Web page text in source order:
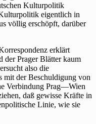
Kulturpolitik
eigentlich in
völlig erschöpft, darüber
erklärt
der Prager Blätter kaum
also die
mit der Beschuldigung von
Verbindung Prag—Wien
daß gewisse Kräfte in
Linie, wie sie